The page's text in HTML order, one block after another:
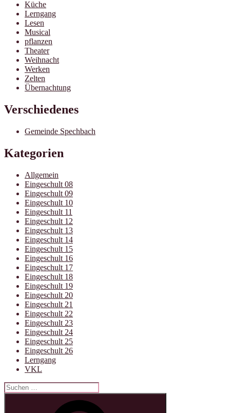
Küche
Lerngang
Lesen
Musical
pflanzen
Theater
Weihnacht
Werken
Zelten
Übernachtung
Verschiedenes
Gemeinde Spechbach
Kategorien
Allgemein
Eingeschult 08
Eingeschult 09
Eingeschult 10
Eingeschult 11
Eingeschult 12
Eingeschult 13
Eingeschult 14
Eingeschult 15
Eingeschult 16
Eingeschult 17
Eingeschult 18
Eingeschult 19
Eingeschult 20
Eingeschult 21
Eingeschult 22
Eingeschult 23
Eingeschult 24
Eingeschult 25
Eingeschult 26
Lerngang
VKL
Suchen
nach: